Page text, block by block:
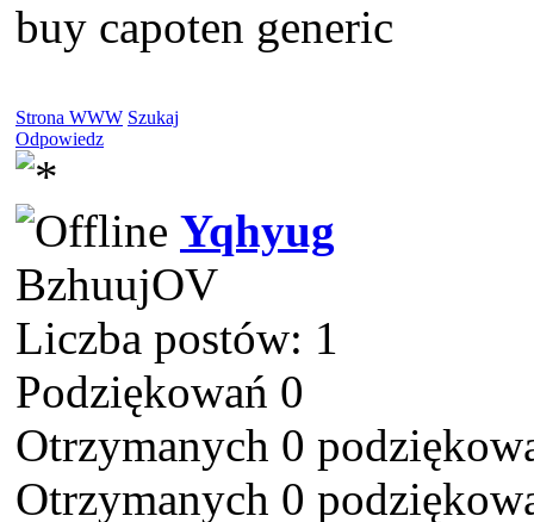
buy capoten generic
Strona WWW Szukaj
Odpowiedz
Yqhyug
BzhuujOV
Liczba postów: 1
Podziękowań 0
Otrzymanych 0
Otrzymanych 0